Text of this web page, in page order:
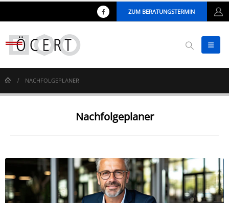
ZUM BERATUNGSTERMIN
NACHFOLGEPLANER
Nachfolgeplaner